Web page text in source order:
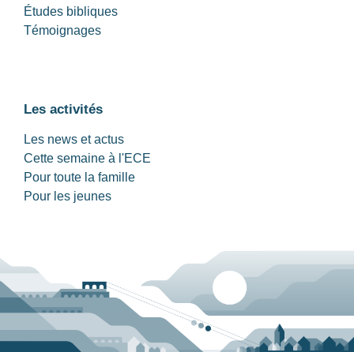
Études bibliques
Témoignages
Les activités
Les news et actus
Cette semaine à l'ECE
Pour toute la famille
Pour les jeunes